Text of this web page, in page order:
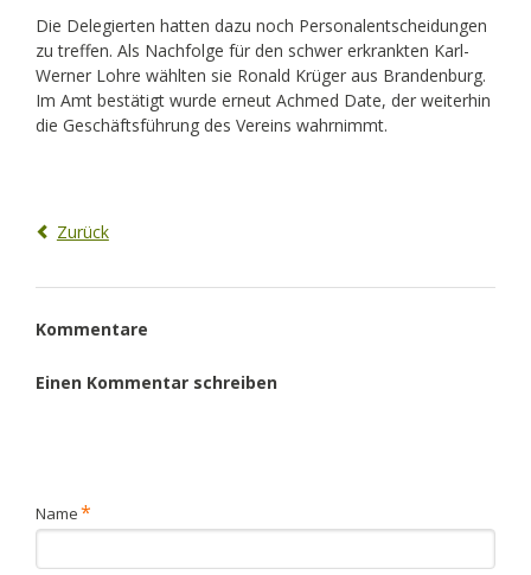
Die Delegierten hatten dazu noch Personalentscheidungen
zu treffen. Als Nachfolge für den schwer erkrankten Karl-
Werner Lohre wählten sie Ronald Krüger aus Brandenburg.
Im Amt bestätigt wurde erneut Achmed Date, der weiterhin
die Geschäftsführung des Vereins wahrnimmt.
Zurück
Kommentare
Einen Kommentar schreiben
Pflichtfeld
Name*